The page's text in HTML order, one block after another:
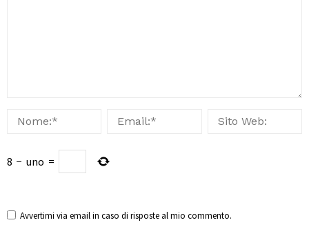
8 − uno =
Avvertimi via email in caso di risposte al mio commento.